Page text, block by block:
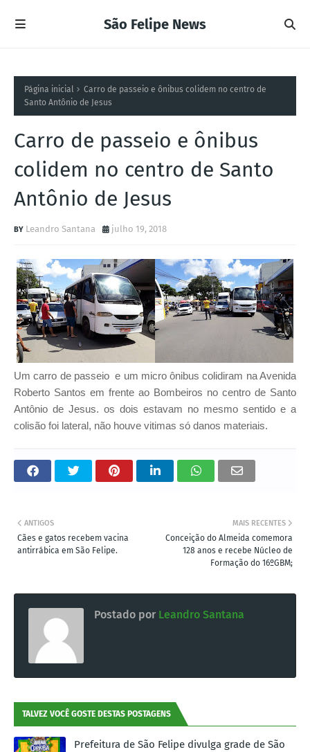
São Felipe News
Página inicial
Carro de passeio e ônibus colidem no centro de
Santo Antônio de Jesus
Carro de passeio e ônibus
colidem no centro de Santo
Antônio de Jesus
Leandro Santana julho 19, 2018
Um carro de passeio e um micro ônibus colidiram na Avenida
Roberto Santos em frente ao Bombeiros no centro de Santo
Antônio de Jesus. os dois estavam no mesmo sentido e a
colisão foi lateral, não houve vitimas só danos materiais.
MAIS RECENTES
Conceição do Almeida comemora
128 anos e recebe Núcleo de
Formação do 16ºGBM;
ANTIGOS
Cães e gatos recebem vacina
antirrábica em São Felipe.
Postado por Leandro Santana
TALVEZ VOCÊ GOSTE DESTAS POSTAGENS
Prefeitura de São Felipe divulga grade de São